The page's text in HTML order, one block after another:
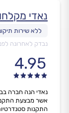
נאדי
נבדק לאחרונה
4.95
נאדי הנה חברה
אשר מבצעת
התקנות סטנדרטיות,